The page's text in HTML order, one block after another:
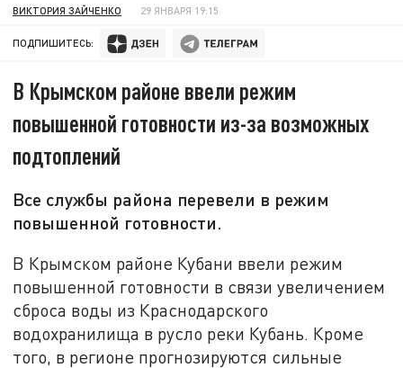
ВИКТОРИЯ ЗАЙЧЕНКО 29 ЯНВАРЯ 19:15
ПОДПИШИТЕСЬ:
В Крымском районе ввели режим
повышенной готовности из-за возможных
подтоплений
Все службы района перевели в режим
повышенной готовности.
В Крымском районе Кубани ввели режим
повышенной готовности в связи увеличением
сброса воды из Краснодарского
водохранилища в русло реки Кубань. Кроме
того, в регионе прогнозируются сильные